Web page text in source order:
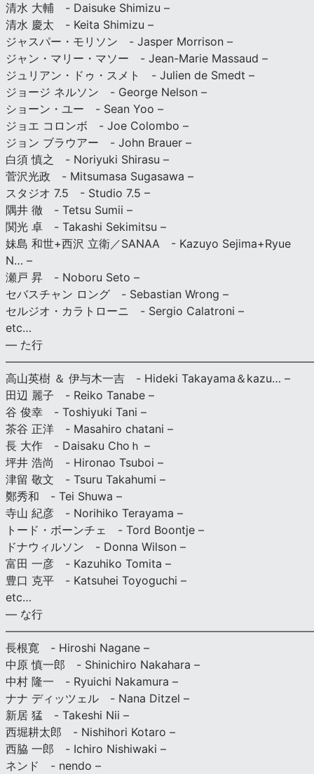
清水 大輔 - Daisuke Shimizu –
清水 慶太 - Keita Shimizu –
ジャスパー・モリソン - Jasper Morrison –
ジャン・マリー・マソー - Jean-Marie Massaud –
ジュリアン・ドゥ・スメト - Julien de Smedt –
ジョージ ネルソン - George Nelson –
ショーン・ユー - Sean Yoo –
ジョエ コロンボ - Joe Colombo –
ジョン ブラウアー - John Brauer –
白須 慎之 - Noriyuki Shirasu –
菅沢光政 - Mitsumasa Sugasawa –
スタジオ 7.5 - Studio 7.5 –
隅井 徹 - Tetsu Sumii –
関光 卓 - Takashi Sekimitsu –
妹島 和世+西沢 立衛／SANAA - Kazuyo Sejima+Ryue
N… –
瀬戸 昇 - Noboru Seto –
セバスチャン ロング - Sebastian Wrong –
セルジオ・カラトローニ - Sergio Calatroni –
etc…
— た行
高山英樹 ＆ 伊与木一吉 - Hideki Takayama＆kazu… –
田辺 麗子 - Reiko Tanabe –
谷 俊幸 - Toshiyuki Tani –
茶谷 正洋 - Masahiro chatani –
長 大作 - Daisaku Choｈ –
坪井 浩尚 - Hironao Tsuboi –
津留 敬文 - Tsuru Takahumi –
鄭秀和 - Tei Shuwa –
寺山 紀彦 - Norihiko Terayama –
トード・ボーンチェ - Tord Boontje –
ドナウィルソン - Donna Wilson –
富田 一彦 - Kazuhiko Tomita –
豊口 克平 - Katsuhei Toyoguchi –
etc…
— な行
長根寛 - Hiroshi Nagane –
中原 慎一郎 - Shinichiro Nakahara –
中村 隆一 - Ryuichi Nakamura –
ナナ ディッツェル - Nana Ditzel –
新居 猛 - Takeshi Nii –
西堀耕太郎 - Nishihori Kotaro –
西脇 一郎 - Ichiro Nishiwaki –
ネンド - nendo –